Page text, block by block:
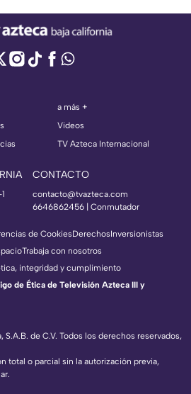
a más +
Videos
TV Azteca Internacional
CONTACTO
contacto@tvazteca.com
6646862456 | Conmutador
S.A.B. de C.V. Todos los derechos reservados,
total o parcial sin la autorización previa,
de CookiesDerechosInversionistas
Trabaja con nosotros
integridad y cumplimiento
de Ética de Televisión Azteca III y